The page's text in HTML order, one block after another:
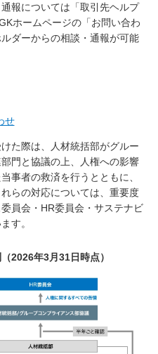
報については「取引先ヘルプ
ホームページの「お問い合わ
ダーからの相談・通報が可能
せ
た際は、人材統括部がグルー
門と協議の上、人権への影響
事者の救済を行うとともに、
らの対応については、重要度
員会・HR委員会・サステナビ
す。
2026年3月31日時点）